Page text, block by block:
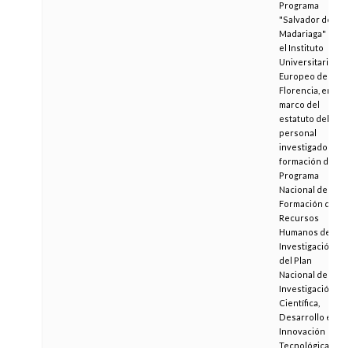
Programa
"Salvador de
Madariaga" en
el Instituto
Universitario
Europeo de
Florencia, en el
marco del
estatuto del
personal
investigador en
formación del
Programa
Nacional de
Formación de
Recursos
Humanos de
Investigación,
del Plan
Nacional de
Investigación
Científica,
Desarrollo e
Innovación
Tecnológica